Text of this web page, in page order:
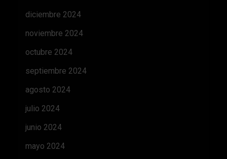
diciembre 2024
noviembre 2024
octubre 2024
septiembre 2024
agosto 2024
julio 2024
junio 2024
mayo 2024